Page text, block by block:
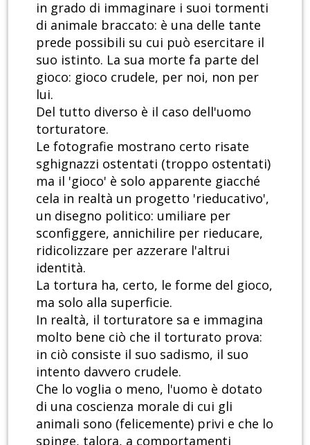
in grado di immaginare i suoi tormenti
di animale braccato: è una delle tante
prede possibili su cui può esercitare il
suo istinto. La sua morte fa parte del
gioco: gioco crudele, per noi, non per
lui.
Del tutto diverso è il caso dell'uomo
torturatore.
Le fotografie mostrano certo risate
sghignazzi ostentati (troppo ostentati)
ma il 'gioco' è solo apparente giacché
cela in realtà un progetto 'rieducativo',
un disegno politico: umiliare per
sconfiggere, annichilire per rieducare,
ridicolizzare per azzerare l'altrui
identità.
La tortura ha, certo, le forme del gioco,
ma solo alla superficie.
In realtà, il torturatore sa e immagina
molto bene ciò che il torturato prova:
in ciò consiste il suo sadismo, il suo
intento davvero crudele.
Che lo voglia o meno, l'uomo è dotato
di una coscienza morale di cui gli
animali sono (felicemente) privi e che lo
spinge, talora, a comportamenti